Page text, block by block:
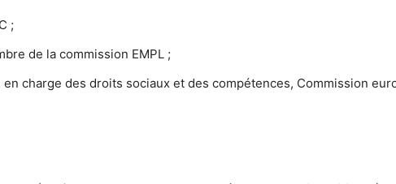
;
de la commission EMPL ;
en charge des droits sociaux et des compétences, Commission